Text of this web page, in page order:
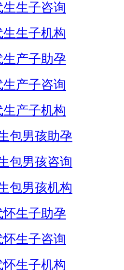
生子咨询
生子机构
生产子助孕
产子咨询
产子机构
包男孩助孕
包男孩咨询
包男孩机构
怀生子助孕
生子咨询
生子机构